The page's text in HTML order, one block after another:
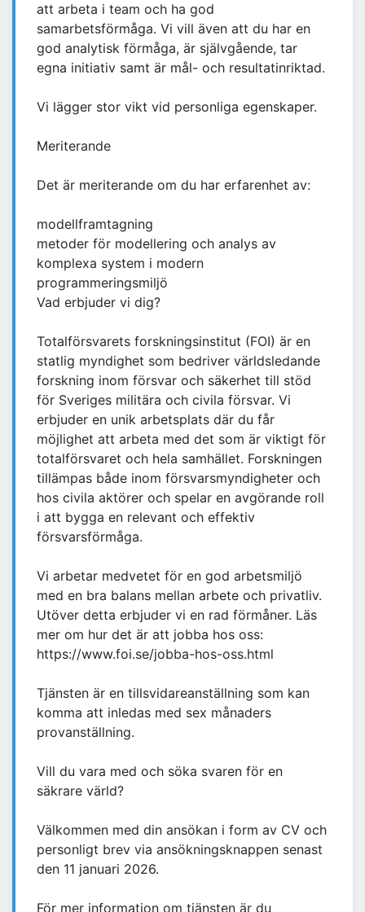
att arbeta i team och ha god
samarbetsförmåga. Vi vill även att du har en
god analytisk förmåga, är självgående, tar
egna initiativ samt är mål- och resultatinriktad.
Vi lägger stor vikt vid personliga egenskaper.
Meriterande
Det är meriterande om du har erfarenhet av:
modellframtagning
metoder för modellering och analys av
komplexa system i modern
programmeringsmiljö
Vad erbjuder vi dig?
Totalförsvarets forskningsinstitut (FOI) är en
statlig myndighet som bedriver världsledande
forskning inom försvar och säkerhet till stöd
för Sveriges militära och civila försvar. Vi
erbjuder en unik arbetsplats där du får
möjlighet att arbeta med det som är viktigt för
totalförsvaret och hela samhället. Forskningen
tillämpas både inom försvarsmyndigheter och
hos civila aktörer och spelar en avgörande roll
i att bygga en relevant och effektiv
försvarsförmåga.
Vi arbetar medvetet för en god arbetsmiljö
med en bra balans mellan arbete och privatliv.
Utöver detta erbjuder vi en rad förmåner. Läs
mer om hur det är att jobba hos oss:
https://www.foi.se/jobba-hos-oss.html
Tjänsten är en tillsvidareanställning som kan
komma att inledas med sex månaders
provanställning.
Vill du vara med och söka svaren för en
säkrare värld?
Välkommen med din ansökan i form av CV och
personligt brev via ansökningsknappen senast
den 11 januari 2026.
För mer information om tjänsten är du